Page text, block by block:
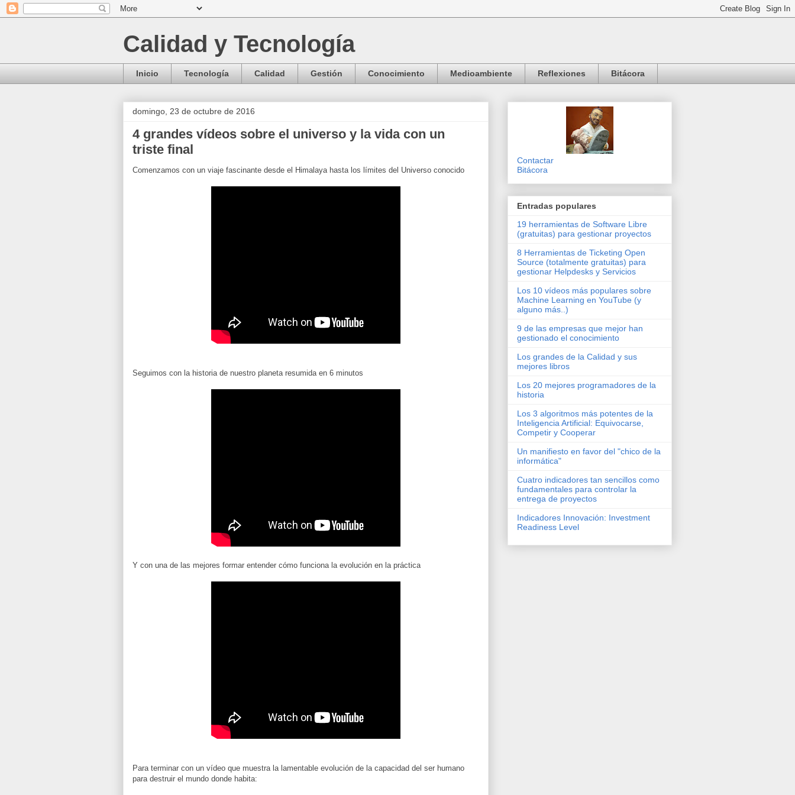
Calidad y Tecnología
Inicio Tecnología Calidad Gestión Conocimiento Medioambiente Reflexiones Bitácora
domingo, 23 de octubre de 2016
4 grandes vídeos sobre el universo y la vida con un
triste final
Comenzamos con un viaje fascinante desde el Himalaya hasta los límites del Universo conocido
Seguimos con la historia de nuestro planeta resumida en 6 minutos
Y con una de las mejores formar entender cómo funciona la evolución en la práctica
Para terminar con un vídeo que muestra la lamentable evolución de la capacidad del ser humano
para destruir el mundo donde habita:
Contactar
Bitácora
Entradas populares
19 herramientas de Software Libre
(gratuitas) para gestionar proyectos
8 Herramientas de Ticketing Open
Source (totalmente gratuitas) para
gestionar Helpdesks y Servicios
Los 10 vídeos más populares sobre
Machine Learning en YouTube (y
alguno más..)
9 de las empresas que mejor han
gestionado el conocimiento
Los grandes de la Calidad y sus
mejores libros
Los 20 mejores programadores de la
historia
Los 3 algoritmos más potentes de la
Inteligencia Artificial: Equivocarse,
Competir y Cooperar
Un manifiesto en favor del "chico de la
informática"
Cuatro indicadores tan sencillos como
fundamentales para controlar la
entrega de proyectos
Indicadores Innovación: Investment
Readiness Level